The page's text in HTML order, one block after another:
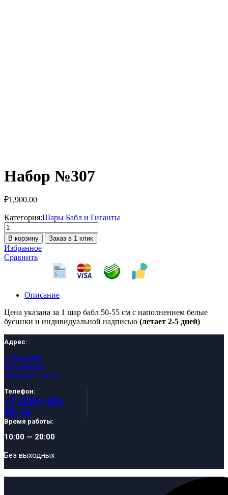
Набор №307
₽1,900.00
Категория:Шары Бабл и Гиганты
Количество
товара
Набор
№307
В корзину Заказ в 1 клик
Избранное
Сравнить
Описание
Цена указана за 1 шар бабл 50-55 см с наполнением белые
бусинки и индивидуальной надписью (летает 2-5 дней)
Адрес:
г. Воронеж,
Владимира
Невского 13 к1
Телефон:
+7 (930) 428-
88-78
Время работы:
10:00 — 20:00
Без выходных